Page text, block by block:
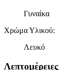
πληροφορίες σχετικά
τοποθεσίας μας
δικτύωσης,
Γυναίκα
Χρώμα Υλικού:
Λευκό
Λεπτομέρειες